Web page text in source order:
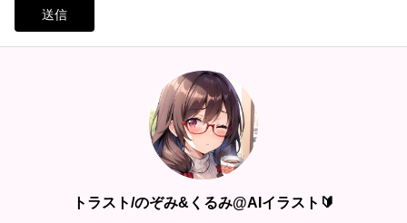
送信
トラスト/のぞみ&くるみ@AIイラスト🔰